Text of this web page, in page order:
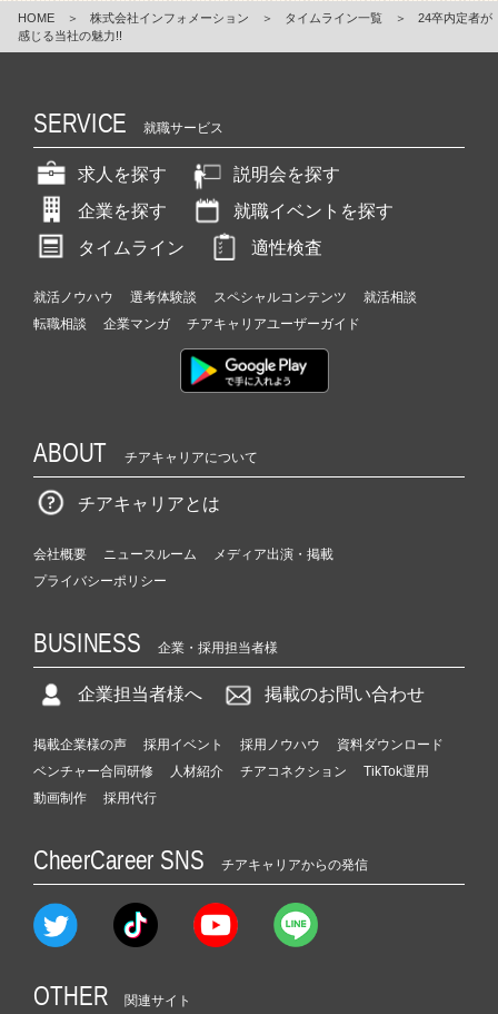
HOME ＞ 株式会社インフォメーション ＞ タイムライン一覧 ＞
24卒内定者が
感じる当社の魅力!!
SERVICE 就職サービス
求人を探す
説明会を探す
企業を探す
就職イベントを探す
タイムライン
適性検査
就活ノウハウ 選考体験談 スペシャルコンテンツ
就活相談
転職相談
企業マンガ チアキャリアユーザーガイド
ABOUT チアキャリアについて
チアキャリアとは
会社概要 ニュースルーム
メディア出演・掲載
プライバシーポリシー
BUSINESS 企業・採用担当者様
企業担当者様へ 掲載のお問い合わせ
掲載企業様の声 採用イベント 採用ノウハウ
資料ダウンロード
ベンチャー合同研修
人材紹介 チアコネクション
TikTok運用
動画制作
採用代行
CheerCareer SNS チアキャリアからの発信
OTHER 関連サイト